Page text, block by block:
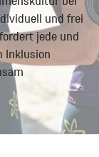
und frei
jede und
Inklusion